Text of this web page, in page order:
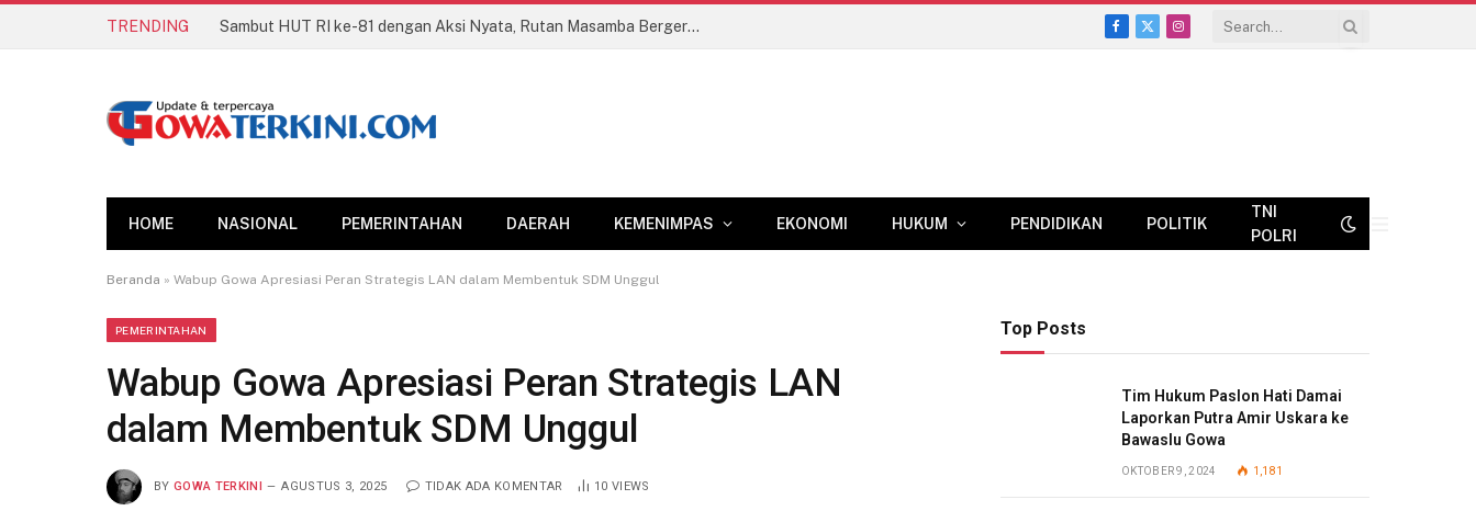
TRENDING Sambut HUT RI ke-81 dengan Aksi Nyata, Rutan Masamba Bergerak dari Bersih Lingkungan hingga Berbagi Kepedulian
Facebook
X
Instagram
HOME NASIONAL PEMERINTAHAN DAERAH KEMENIMPAS EKONOMI HUKUM PENDIDIKAN POLITIK
TNI
POLRI
Beranda » Wabup Gowa Apresiasi Peran Strategis LAN dalam Membentuk SDM Unggul
PEMERINTAHAN
Wabup Gowa Apresiasi Peran Strategis LAN
dalam Membentuk SDM Unggul
BY GOWA TERKINI AGUSTUS 3, 2025 TIDAK ADA KOMENTAR 10 VIEWS
Top Posts
Tim Hukum Paslon Hati Damai
Laporkan Putra Amir Uskara ke
Bawaslu Gowa
OKTOBER 9, 2024 1,181